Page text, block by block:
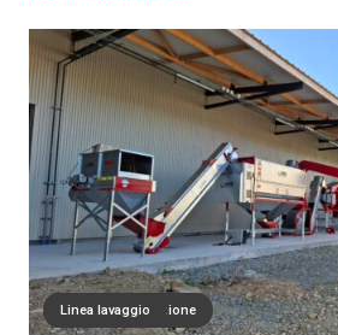
Linea di calibrazione
Linea di essiccazione
Linea lavaggio